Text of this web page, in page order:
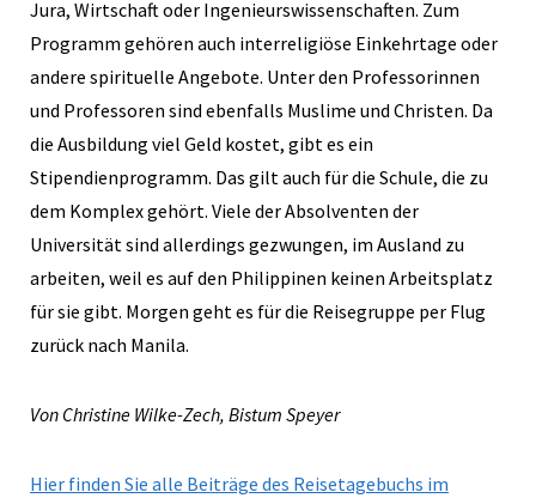
Jura, Wirtschaft oder Ingenieurswissenschaften. Zum
Programm gehören auch interreligiöse Einkehrtage oder
andere spirituelle Angebote. Unter den Professorinnen
und Professoren sind ebenfalls Muslime und Christen. Da
die Ausbildung viel Geld kostet, gibt es ein
Stipendienprogramm. Das gilt auch für die Schule, die zu
dem Komplex gehört. Viele der Absolventen der
Universität sind allerdings gezwungen, im Ausland zu
arbeiten, weil es auf den Philippinen keinen Arbeitsplatz
für sie gibt. Morgen geht es für die Reisegruppe per Flug
zurück nach Manila.
Von Christine Wilke-Zech, Bistum Speyer
Hier finden Sie alle Beiträge des Reisetagebuchs im